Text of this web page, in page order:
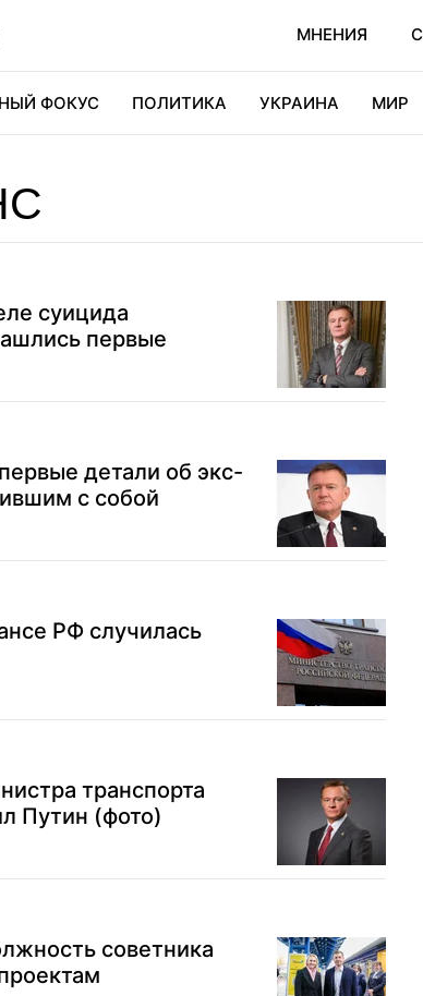
МНЕНИЯ
ФОКУС ПОЛИТИКА УКРАИНА МИР
суицида
первые
детали об экс-
с собой
РФ случилась
транспорта
Путин (фото)
советника